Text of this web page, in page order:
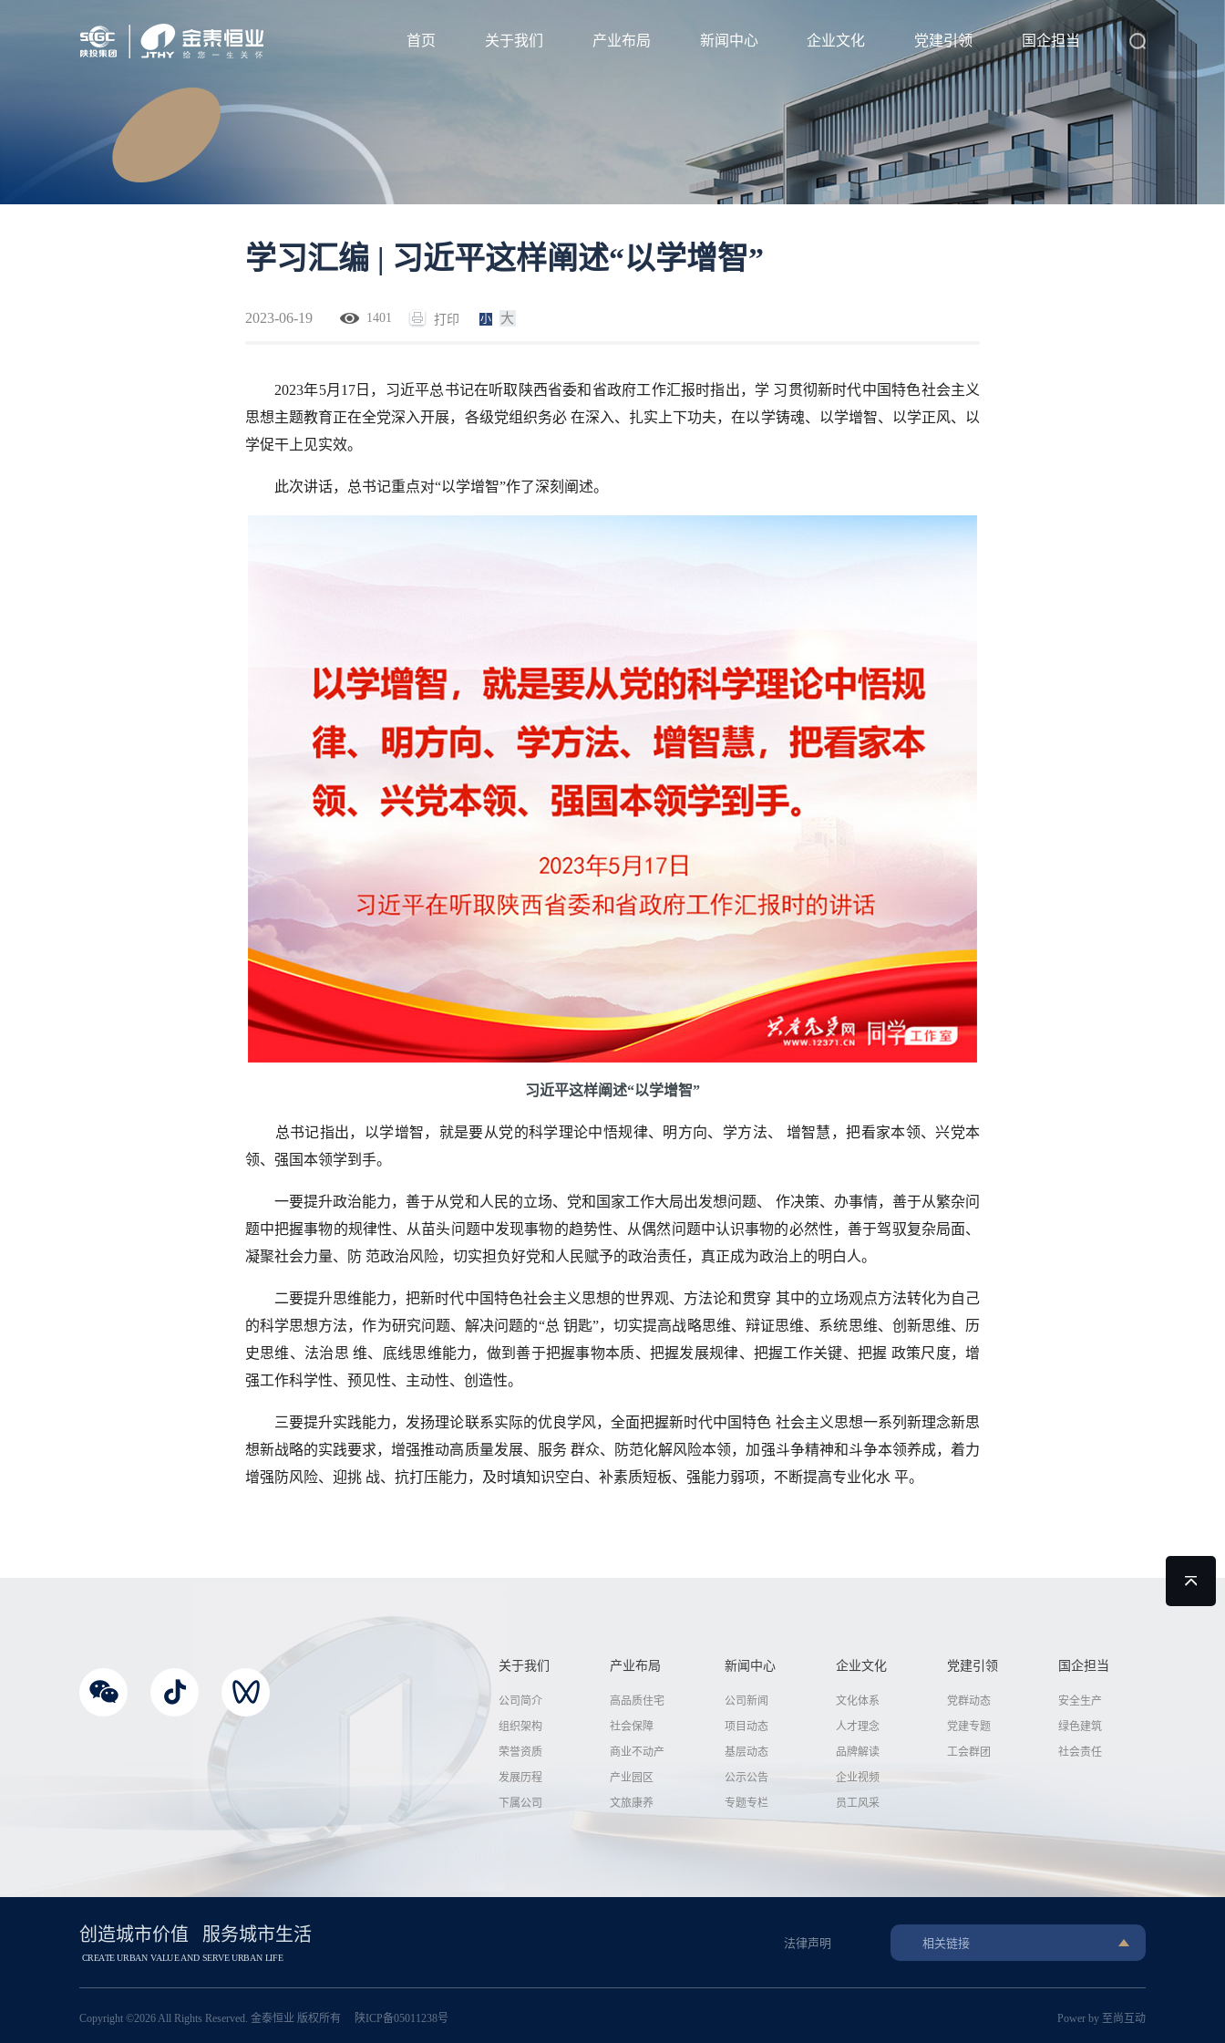
首页 关于我们 产业布局 新闻中心 企业文化 党建引领 国企担当
学习汇编 | 习近平这样阐述“以学增智”
2023-06-19 1401 打印 小 大
2023年5月17日，习近平总书记在听取陕西省委和省政府工作汇报时指出，学 习贯彻新时代中国特色社会主义
思想主题教育正在全党深入开展，各级党组织务必 在深入、扎实上下功夫，在以学铸魂、以学增智、以学正风、以
学促干上见实效。
此次讲话，总书记重点对“以学增智”作了深刻阐述。
习近平这样阐述“以学增智”
总书记指出，以学增智，就是要从党的科学理论中悟规律、明方向、学方法、 增智慧，把看家本领、兴党本
领、强国本领学到手。
一要提升政治能力，善于从党和人民的立场、党和国家工作大局出发想问题、 作决策、办事情，善于从繁杂问
题中把握事物的规律性、从苗头问题中发现事物的趋势性、从偶然问题中认识事物的必然性，善于驾驭复杂局面、
凝聚社会力量、防 范政治风险，切实担负好党和人民赋予的政治责任，真正成为政治上的明白人。
二要提升思维能力，把新时代中国特色社会主义思想的世界观、方法论和贯穿 其中的立场观点方法转化为自己
的科学思想方法，作为研究问题、解决问题的“总 钥匙”，切实提高战略思维、辩证思维、系统思维、创新思维、历
史思维、法治思维、底线思维能力，做到善于把握事物本质、把握发展规律、把握工作关键、把握 政策尺度，增
强工作科学性、预见性、主动性、创造性。
三要提升实践能力，发扬理论联系实际的优良学风，全面把握新时代中国特色 社会主义思想一系列新理念新思
想新战略的实践要求，增强推动高质量发展、服务 群众、防范化解风险本领，加强斗争精神和斗争本领养成，着力
增强防风险、迎挑 战、抗打压能力，及时填知识空白、补素质短板、强能力弱项，不断提高专业化水 平。
关于我们
公司简介
组织架构
荣誉资质
发展历程
下属公司
产业布局
高品质住宅
社会保障
商业不动产
产业园区
文旅康养
新闻中心
公司新闻
项目动态
基层动态
公示公告
专题专栏
企业文化
文化体系
人才理念
品牌解读
企业视频
员工风采
党建引领
党群动态
党建专题
工会群团
国企担当
安全生产
绿色建筑
社会责任
创造城市价值 服务城市生活
CREATE URBAN VALUE AND SERVE URBAN LIFE
法律声明 相关链接
Copyright ©2026 All Rights Reserved. 金泰恒业 版权所有 陕ICP备05011238号 Power by 至尚互动